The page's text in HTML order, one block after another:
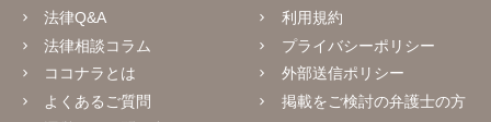
法律Q&A
法律相談コラム
ココナラとは
よくあるご質問
利用規約
プライバシーポリシー
外部送信ポリシー
掲載をご検討の弁護士の方